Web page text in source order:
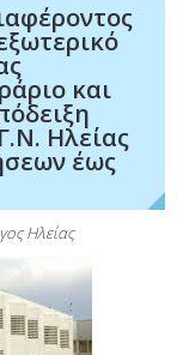
και
Ηλείας
έως
Ηλείας